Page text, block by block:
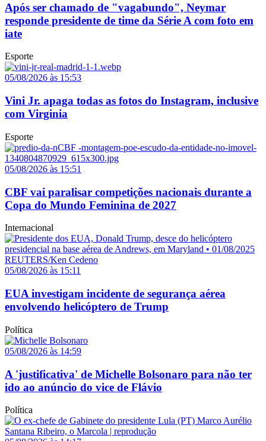
Após ser chamado de "vagabundo", Neymar
responde presidente de time da Série A com foto em
iate
Esporte
05/08/2026 às 15:53
Vini Jr. apaga todas as fotos do Instagram, inclusive
com Virginia
Esporte
05/08/2026 às 15:51
CBF vai paralisar competições nacionais durante a
Copa do Mundo Feminina de 2027
Internacional
05/08/2026 às 15:11
EUA investigam incidente de segurança aérea
envolvendo helicóptero de Trump
Política
05/08/2026 às 14:59
A 'justificativa' de Michelle Bolsonaro para não ter
ido ao anúncio do vice de Flávio
Política